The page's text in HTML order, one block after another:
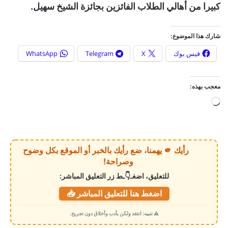
كبيرا من أهالي الطلاب الفائزين بجائزة الشيخ سهيل.
شارك هذا الموضوع:
فيس بوك X
Telegram
WhatsApp
معجب بهذه:
ي
م
ي
رأيك 🫵 يهمنا، ضع رأيك بالخبر أو الموقع بكل وضوح
وصراحة!
للتعليق، اضغـ👇ـط زر التعليق المباشر:
اضغط هنا للتعليق المباشر 📥
⚠️ تنبيه: انتقد ولكن بأدب وأخلاق دون تجريح.